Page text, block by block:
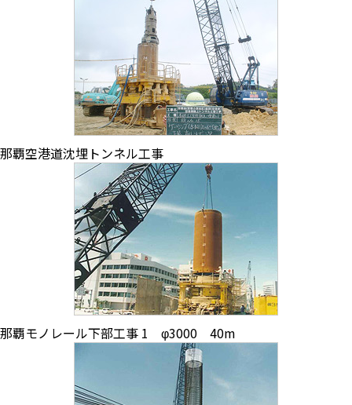
那覇空港道沈埋トンネル工事
那覇モノレール下部工事 1 φ3000 40m